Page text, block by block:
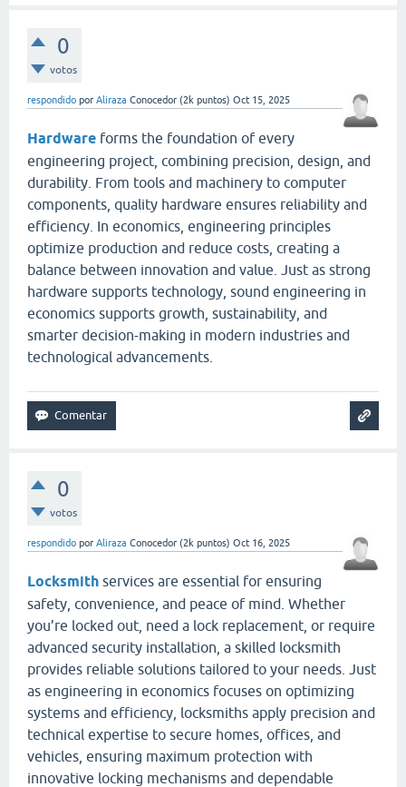
0
votos
respondido por Aliraza Conocedor (2k puntos) Oct 15, 2025
Hardware forms the foundation of every
engineering project, combining precision, design, and
durability. From tools and machinery to computer
components, quality hardware ensures reliability and
efficiency. In economics, engineering principles
optimize production and reduce costs, creating a
balance between innovation and value. Just as strong
hardware supports technology, sound engineering in
economics supports growth, sustainability, and
smarter decision-making in modern industries and
technological advancements.
0
votos
respondido por Aliraza Conocedor (2k puntos) Oct 16, 2025
Locksmith services are essential for ensuring
safety, convenience, and peace of mind. Whether
you’re locked out, need a lock replacement, or require
advanced security installation, a skilled locksmith
provides reliable solutions tailored to your needs. Just
as engineering in economics focuses on optimizing
systems and efficiency, locksmiths apply precision and
technical expertise to secure homes, offices, and
vehicles, ensuring maximum protection with
innovative locking mechanisms and dependable